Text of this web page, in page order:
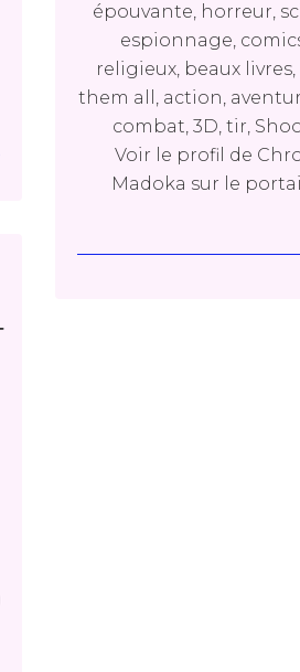
épouvante, horreur,
espionnage,
religieux, beaux
them all, action,
combat, 3D, tir,
Voir le profil de
Madoka sur le